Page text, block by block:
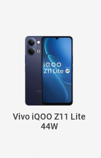
Vivo iQOO Z11 Lite
44W